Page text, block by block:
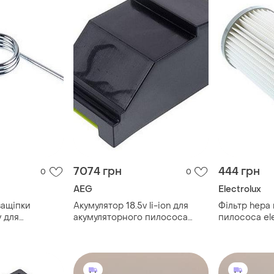
0
для
7074 грн 0
AEG
Акумулятор 18.5v li-ion для
акумуляторного пилососа
444 грн
Electrolux
Фільтр
пилососа